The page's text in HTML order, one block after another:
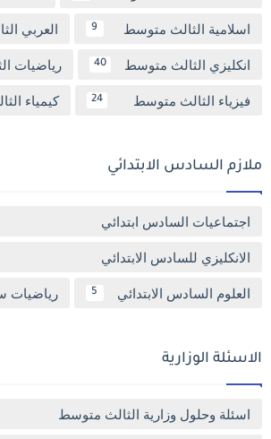
اسلامية الثالث متوسط 9 العربي
انكليزي الثالث متوسط 40 رياضيات
فيزياء الثالث متوسط 24 كيمياء
ملازم السادس الابتدائي
اجتماعيات السادس ابتدائي
الانكليزي للسادس الابتدائي
العلوم السادس الابتدائي 5 رياضيات
الاسئلة الوزارية
اسئلة وحلول وزارية الثالث متوسط